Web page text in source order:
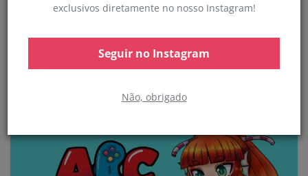
exclusivos diretamente no nosso Instagram!
Seguir no Instagram
Não, obrigado
Sobre a próxima edição da ABC Geek Fair